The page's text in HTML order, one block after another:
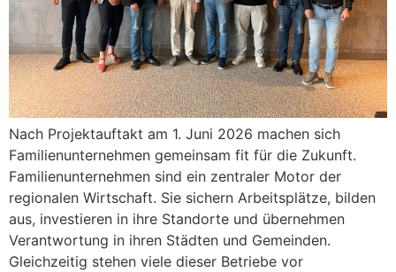
Nach Projektauftakt am 1. Juni 2026 machen sich
Familienunternehmen gemeinsam fit für die Zukunft.
Familienunternehmen sind ein zentraler Motor der
regionalen Wirtschaft. Sie sichern Arbeitsplätze, bilden
aus, investieren in ihre Standorte und übernehmen
Verantwortung in ihren Städten und Gemeinden.
Gleichzeitig stehen viele dieser Betriebe vor